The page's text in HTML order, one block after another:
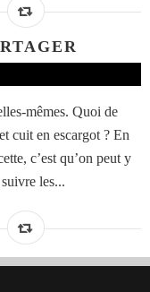
mêmes. Quoi de
cuit en escargot ? En
c’est qu’on peut y
les...